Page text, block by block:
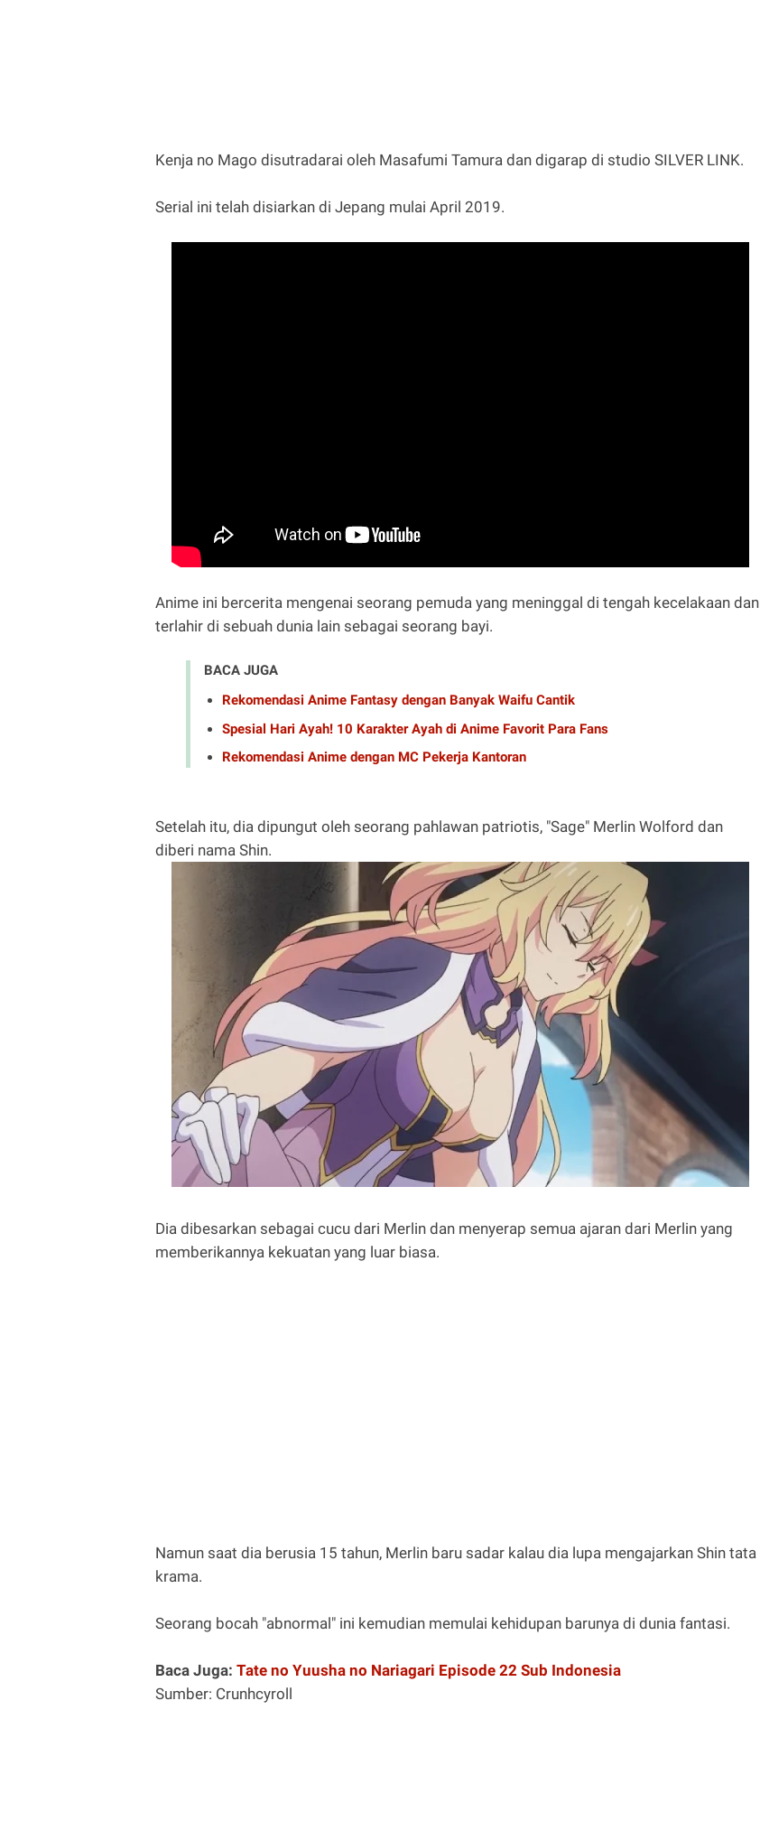
Kenja no Mago disutradarai oleh Masafumi Tamura dan digarap di studio SILVER LINK.
Serial ini telah disiarkan di Jepang mulai April 2019.
Anime ini bercerita mengenai seorang pemuda yang meninggal di tengah kecelakaan dan
terlahir di sebuah dunia lain sebagai seorang bayi.
BACA JUGA
Rekomendasi Anime Fantasy dengan Banyak Waifu Cantik
Spesial Hari Ayah! 10 Karakter Ayah di Anime Favorit Para Fans
Rekomendasi Anime dengan MC Pekerja Kantoran
Setelah itu, dia dipungut oleh seorang pahlawan patriotis, "Sage" Merlin Wolford dan
diberi nama Shin.
Dia dibesarkan sebagai cucu dari Merlin dan menyerap semua ajaran dari Merlin yang
memberikannya kekuatan yang luar biasa.
Namun saat dia berusia 15 tahun, Merlin baru sadar kalau dia lupa mengajarkan Shin tata
krama.
Seorang bocah "abnormal" ini kemudian memulai kehidupan barunya di dunia fantasi.
Baca Juga: Tate no Yuusha no Nariagari Episode 22 Sub Indonesia
Sumber: Crunhcyroll